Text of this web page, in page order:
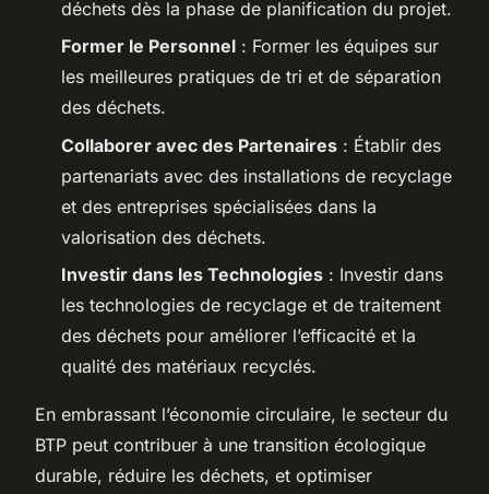
déchets dès la phase de planification du projet.
Former le Personnel : Former les équipes sur
les meilleures pratiques de tri et de séparation
des déchets.
Collaborer avec des Partenaires : Établir des
partenariats avec des installations de recyclage
et des entreprises spécialisées dans la
valorisation des déchets.
Investir dans les Technologies : Investir dans
les technologies de recyclage et de traitement
des déchets pour améliorer l’efficacité et la
qualité des matériaux recyclés.
En embrassant l’économie circulaire, le secteur du
BTP peut contribuer à une transition écologique
durable, réduire les déchets, et optimiser